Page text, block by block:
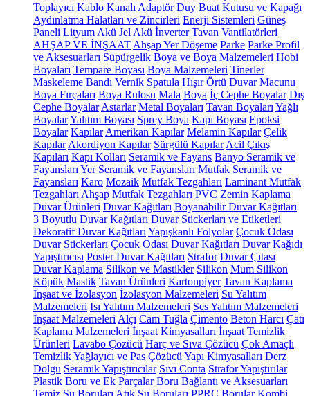
Toplayıcı Kablo Kanalı Adaptör Duy Buat Kutusu ve Kapağı
Aydınlatma Halatları ve Zincirleri Enerji Sistemleri Güneş
Paneli Lityum Akü Jel Akü İnverter Tavan Vantilatörleri
AHŞAP VE İNŞAAT Ahşap Yer Döşeme Parke Parke Profil
ve Aksesuarları Süpürgelik Boya ve Boya Malzemeleri Hobi
Boyaları Tempare Boyası Boya Malzemeleri Tinerler
Maskeleme Bandı Vernik Spatula Hışır Örtü Duvar Macunu
Boya Fırçaları Boya Rulosu Mala Boya İç Cephe Boyalar Dış
Cephe Boyalar Astarlar Metal Boyaları Tavan Boyaları Yağlı
BoyalarYalıtım Boyası Sprey Boya Kapı Boyası Epoksi
Boyalar Kapılar Amerikan Kapılar Melamin Kapılar Çelik
Kapılar Akordiyon Kapılar Sürgülü Kapılar Acil Çıkış
Kapıları Kapı Kolları Seramik ve Fayans Banyo Seramik ve
Fayansları Yer Seramik ve Fayansları Mutfak Seramik ve
Fayansları Karo Mozaik Mutfak Tezgahları Laminant Mutfak
Tezgahları Ahşap Mutfak Tezgahları PVC Zemin Kaplama
Duvar Ürünleri Duvar Kağıtları Boyanabilir Duvar Kağıtları
3 Boyutlu Duvar Kağıtları Duvar Stickerları ve Etiketleri
Dekoratif Duvar Kağıtları Yapışkanlı Folyolar Çocuk Odası
Duvar Stickerları Çocuk Odası Duvar Kağıtları Duvar Kağıdı
Yapıştırıcısı Poster Duvar Kağıtları Strafor Duvar Çıtası
Duvar Kaplama Silikon ve Mastikler Silikon Mum Silikon
Köpük Mastik Tavan Ürünleri Kartonpiyer Tavan Kaplama
İnşaat ve İzolasyon İzolasyon Malzemeleri Su Yalıtım
Malzemeleri Isı Yalıtım Malzemeleri Ses Yalıtım Malzemeleri
İnşaat Malzemeleri Alçı Cam Tuğla Çimento Beton Harcı Çatı
Kaplama Malzemeleri İnşaat Kimyasalları İnşaat Temizlik
Ürünleri Lavabo Çözücü Harç ve Sıva Çözücü Çok Amaçlı
TemizlikYağlayıcı ve Pas Çözücü Yapı Kimyasalları Derz
Dolgu Seramik Yapıştırıcılar Sıvı Conta Strafor Yapıştırılar
Plastik Boru ve Ek Parçalar Boru Bağlantı ve Aksesuarları
Temiz Su Boruları Atık Su Boruları PPRC Borular Kombi